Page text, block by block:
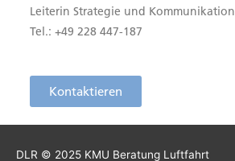
Leiterin Strategie und Kommunikation
Tel.: +49 228 447-187
Kontaktieren
DLR © 2025 KMU Beratung Luftfahrt